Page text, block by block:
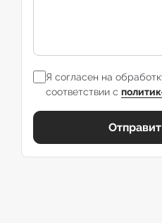
Я согласен на
соответствии с